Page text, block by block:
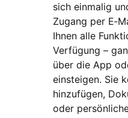
sich ein­ma­lig
Zugang per
Ihnen alle
Ver­fü­gung –
über die App
ein­stei­gen. Sie
hin­zu­fü­gen,
oder